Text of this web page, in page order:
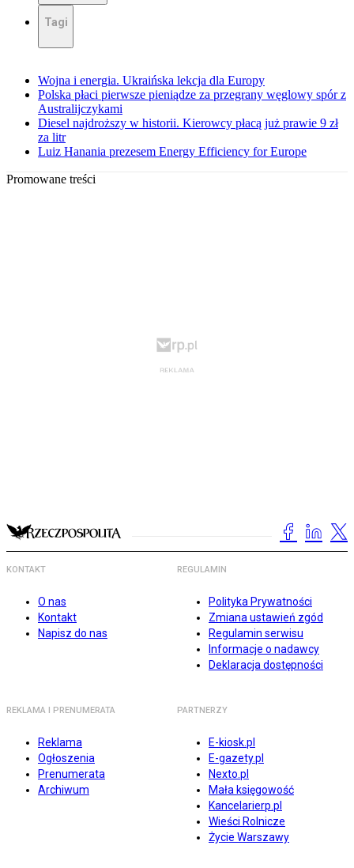
Tagi
Wojna i energia. Ukraińska lekcja dla Europy
Polska płaci pierwsze pieniądze za przegrany węglowy spór z
Australijczykami
Diesel najdroższy w historii. Kierowcy płacą już prawie 9 zł
za litr
Luiz Hanania prezesem Energy Efficiency for Europe
Promowane treści
KONTAKT
O nas
Kontakt
Napisz do nas
REGULAMIN
Polityka Prywatności
Zmiana ustawień zgód
Regulamin serwisu
Informacje o nadawcy
Deklaracja dostępności
REKLAMA I PRENUMERATA
Reklama
Ogłoszenia
Prenumerata
Archiwum
PARTNERZY
E-kiosk.pl
E-gazety.pl
Nexto.pl
Mała księgowość
Kancelarierp.pl
Wieści Rolnicze
Życie Warszawy